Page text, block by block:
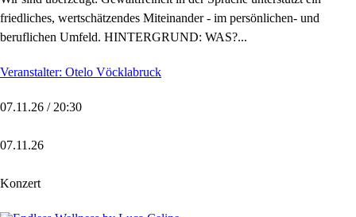
friedliches, wertschätzendes Miteinander - im persönlichen- und
beruflichen Umfeld. HINTERGRUND: WAS?...
Veranstalter: Otelo Vöcklabruck
07.11.26 / 20:30
07.11.26
Konzert